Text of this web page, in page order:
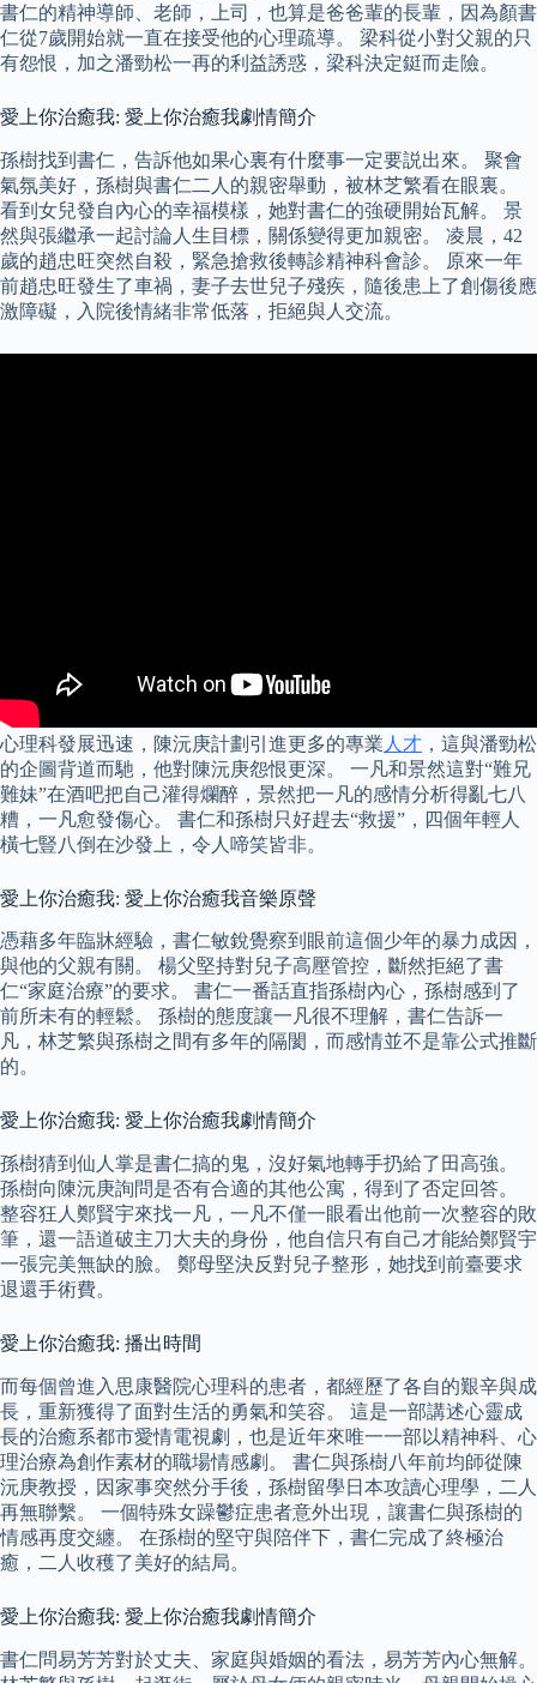
書仁的精神導師、老師，上司，也算是爸爸輩的長輩，因為顏書
仁從7歲開始就一直在接受他的心理疏導。 梁科從小對父親的只
有怨恨，加之潘勁松一再的利益誘惑，梁科決定鋌而走險。
愛上你治癒我: 愛上你治癒我劇情簡介
孫樹找到書仁，告訴他如果心裏有什麼事一定要説出來。 聚會
氣氛美好，孫樹與書仁二人的親密舉動，被林芝繁看在眼裏。
看到女兒發自內心的幸福模樣，她對書仁的強硬開始瓦解。 景
然與張繼承一起討論人生目標，關係變得更加親密。 凌晨，42
歲的趙忠旺突然自殺，緊急搶救後轉診精神科會診。 原來一年
前趙忠旺發生了車禍，妻子去世兒子殘疾，隨後患上了創傷後應
激障礙，入院後情緒非常低落，拒絕與人交流。
心理科發展迅速，陳沅庚計劃引進更多的專業 人才 ，這與潘勁松
的企圖背道而馳，他對陳沅庚怨恨更深。 一凡和景然這對“難兄
難妹”在酒吧把自己灌得爛醉，景然把一凡的感情分析得亂七八
糟，一凡愈發傷心。 書仁和孫樹只好趕去“救援”，四個年輕人
橫七豎八倒在沙發上，令人啼笑皆非。
愛上你治癒我: 愛上你治癒我音樂原聲
憑藉多年臨牀經驗，書仁敏銳覺察到眼前這個少年的暴力成因，
與他的父親有關。 楊父堅持對兒子高壓管控，斷然拒絕了書
仁“家庭治療”的要求。 書仁一番話直指孫樹內心，孫樹感到了
前所未有的輕鬆。 孫樹的態度讓一凡很不理解，書仁告訴一
凡，林芝繁與孫樹之間有多年的隔閡，而感情並不是靠公式推斷
的。
愛上你治癒我: 愛上你治癒我劇情簡介
孫樹猜到仙人掌是書仁搞的鬼，沒好氣地轉手扔給了田高強。
孫樹向陳沅庚詢問是否有合適的其他公寓，得到了否定回答。
整容狂人鄭賢宇來找一凡，一凡不僅一眼看出他前一次整容的敗
筆，還一語道破主刀大夫的身份，他自信只有自己才能給鄭賢宇
一張完美無缺的臉。 鄭母堅決反對兒子整形，她找到前臺要求
退還手術費。
愛上你治癒我: 播出時間
而每個曾進入思康醫院心理科的患者，都經歷了各自的艱辛與成
長，重新獲得了面對生活的勇氣和笑容。 這是一部講述心靈成
長的治癒系都市愛情電視劇，也是近年來唯一一部以精神科、心
理治療為創作素材的職場情感劇。 書仁與孫樹八年前均師從陳
沅庚教授，因家事突然分手後，孫樹留學日本攻讀心理學，二人
再無聯繫。 一個特殊女躁鬱症患者意外出現，讓書仁與孫樹的
情感再度交纏。 在孫樹的堅守與陪伴下，書仁完成了終極治
癒，二人收穫了美好的結局。
愛上你治癒我: 愛上你治癒我劇情簡介
書仁問易芳芳對於丈夫、家庭與婚姻的看法，易芳芳內心無解。